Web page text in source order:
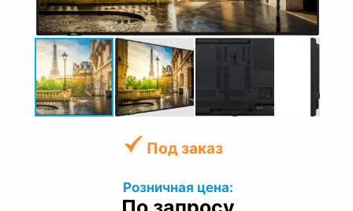
Под заказ
Розничная цена: